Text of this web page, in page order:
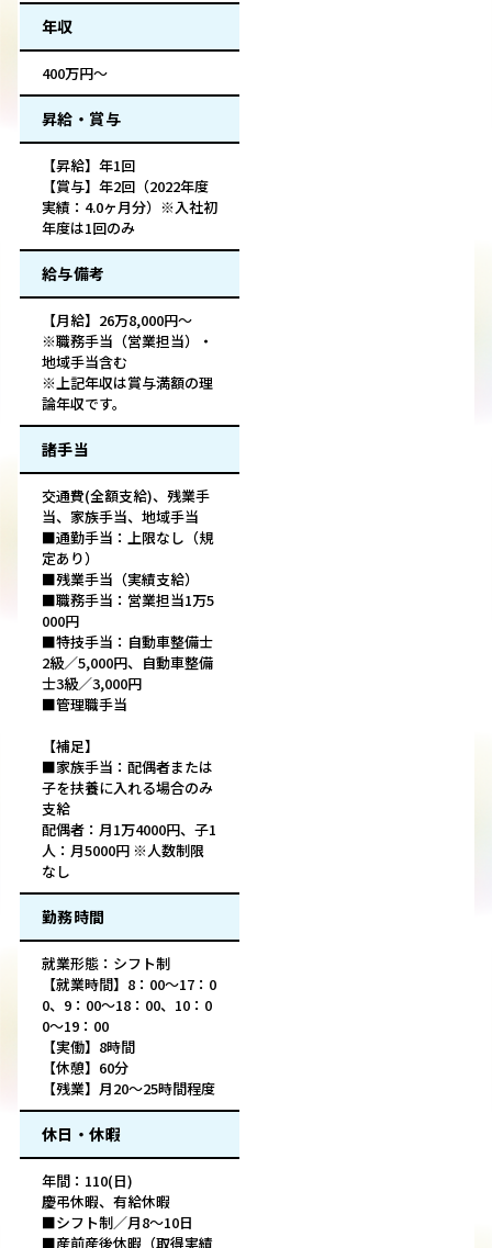
年収
400万円～
昇給・賞与
【昇給】年1回
【賞与】年2回（2022年度
実績：4.0ヶ月分）※入社初
年度は1回のみ
給与備考
【月給】26万8,000円～
※職務手当（営業担当）・
地域手当含む
※上記年収は賞与満額の理
論年収です。
諸手当
交通費(全額支給)、残業手
当、家族手当、地域手当
■通勤手当：上限なし（規
定あり）
■残業手当（実績支給）
■職務手当：営業担当1万5
000円
■特技手当：自動車整備士
2級／5,000円、自動車整備
士3級／3,000円
■管理職手当
【補足】
■家族手当：配偶者または
子を扶養に入れる場合のみ
支給
配偶者：月1万4000円、子1
人：月5000円 ※人数制限
なし
勤務時間
就業形態：シフト制
【就業時間】8：00～17：0
0、9：00～18：00、10：0
0～19：00
【実働】8時間
【休憩】60分
【残業】月20～25時間程度
休日・休暇
年間：110(日)
慶弔休暇、有給休暇
■シフト制／月8～10日
■産前産後休暇（取得実績